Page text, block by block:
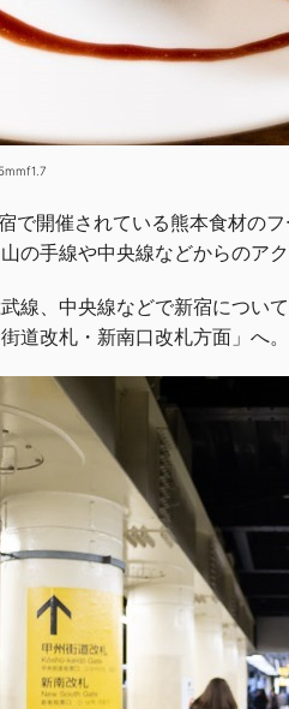
で開催されている熊本食材の
の手線や中央線などからのア
線、中央線などで新宿につい
道改札・新南口改札方面」へ。